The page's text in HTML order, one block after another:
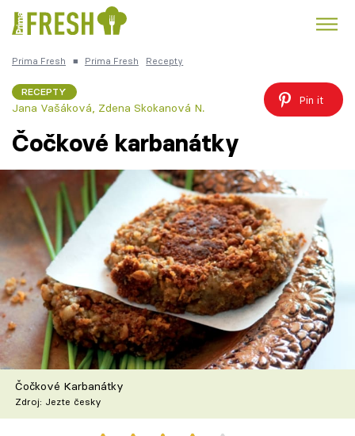
Česká kuchyně Čokoláda
Témata
Recepty
Články
TV Program
Škola vaření
Recepty z TV
Prima Fresh ■ Prima Fresh Recepty
RECEPTY
Jana Vašáková, Zdena Skokanová N.
Pin it
Čočkové karbanátky
Čočkové Karbanátky
Zdroj: Jezte česky